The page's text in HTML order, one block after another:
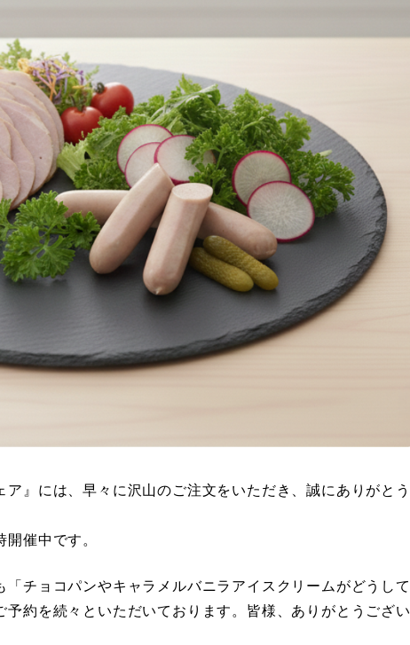
』には、早々に沢山のご注文をいただき、誠にありがとう
催中です。
チョコパンやキャラメルバニラアイスクリームがどうして
約を続々といただいております。皆様、ありがとうござい